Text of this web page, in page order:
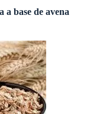
a base de avena